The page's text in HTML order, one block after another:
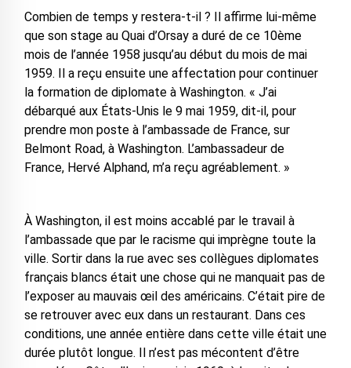
Combien de temps y restera-t-il ? Il affirme lui-même
que son stage au Quai d’Orsay a duré de ce 10ème
mois de l’année 1958 jusqu’au début du mois de mai
1959. Il a reçu ensuite une affectation pour continuer
la formation de diplomate à Washington. « J’ai
débarqué aux États-Unis le 9 mai 1959, dit-il, pour
prendre mon poste à l’ambassade de France, sur
Belmont Road, à Washington. L’ambassadeur de
France, Hervé Alphand, m’a reçu agréablement. »
À Washington, il est moins accablé par le travail à
l’ambassade que par le racisme qui imprègne toute la
ville. Sortir dans la rue avec ses collègues diplomates
français blancs était une chose qui ne manquait pas de
l’exposer au mauvais œil des américains. C’était pire de
se retrouver avec eux dans un restaurant. Dans ces
conditions, une année entière dans cette ville était une
durée plutôt longue. Il n’est pas mécontent d’être